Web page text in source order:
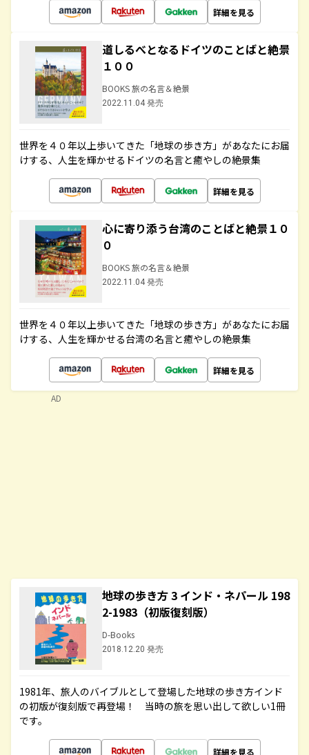
詳細を見る
道しるべとなるドイツのことばと絶景
１００
BOOKS 旅の名言＆絶景
2022.11.04 発売
世界を４０年以上歩いてきた「地球の歩き方」があなたにお届
けする、人生を輝かせるドイツの名言と癒やしの絶景集
詳細を見る
心に寄り添う台湾のことばと絶景１０
０
BOOKS 旅の名言＆絶景
2022.11.04 発売
世界を４０年以上歩いてきた「地球の歩き方」があなたにお届
けする、人生を輝かせる台湾の名言と癒やしの絶景集
詳細を見る
地球の歩き方 3 インド・ネパール 198
2-1983（初版復刻版）
D-Books
2018.12.20 発売
1981年、旅人のバイブルとして登場した地球の歩き方インド
の初版が復刻版で再登場！ 当時の旅を思い出して欲しい1冊
です。
詳細を見る
AD